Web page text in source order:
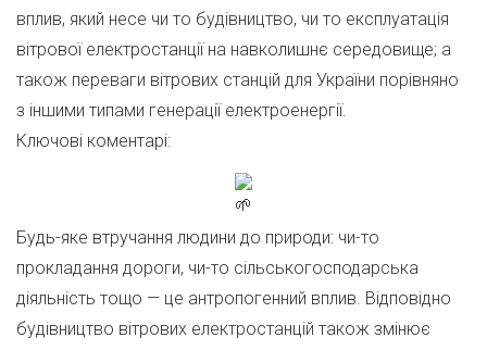
вплив, який несе чи то будівництво, чи то експлуатація
вітрової електростанції на навколишнє середовище; а
також переваги вітрових станцій для України порівняно
з іншими типами генерації електроенергії.
Ключові коментарі:
Будь-яке втручання людини до природи: чи-то
прокладання дороги, чи-то сільськогосподарська
діяльність тощо — це антропогенний вплив. Відповідно
будівництво вітрових електростанцій також змінює